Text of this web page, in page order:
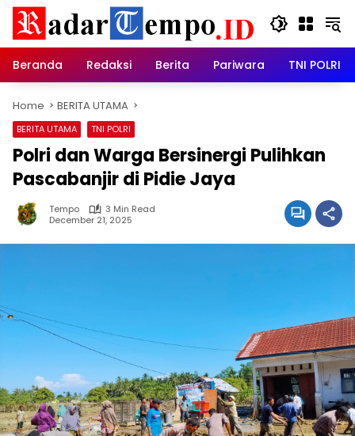
Skip
content
Beranda
Redaksi Berita Pariwara TNI POLRI
Home BERITA UTAMA
BERITA UTAMA TNI POLRI
Polri dan Warga Bersinergi Pulihkan
Pascabanjir di Pidie Jaya
Tempo
3 Min Read
December 21, 2025